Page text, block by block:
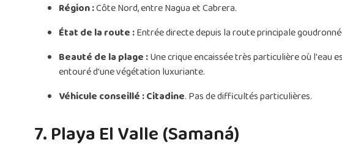
Région :Côte Nord, entre Nagua et Cabrera.
État de la route :Entrée directe depuis la route principale
Beauté de la plage :Une crique encaissée très particulière où l'eau
entouré d'une végétation luxuriante.
Véhicule conseillé :Citadine. Pas de difficultés particulières.
7. Playa El Valle (Samaná)